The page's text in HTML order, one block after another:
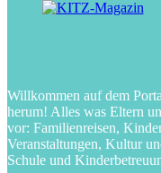
Willkommen auf dem
herum! Alles was Eltern
vor: Familienreisen,
Veranstaltungen, Kultur
Schule und